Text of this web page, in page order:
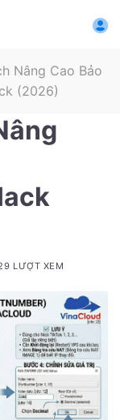
Nâng Cao Bảo
(2026)
LƯỢT XEM